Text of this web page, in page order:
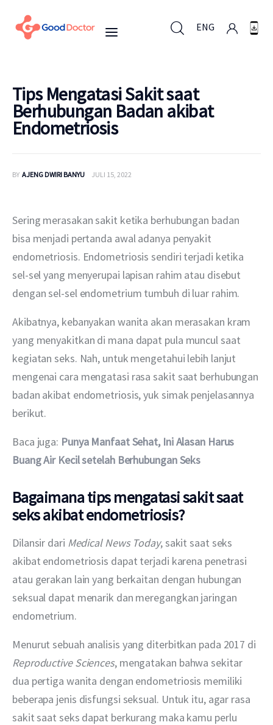
ENG
Untuk Bisnis
Layanan
Tips Mengatasi Sakit saat
Berhubungan Badan akibat
Endometriosis
BY AJENG DWIRI BANYU JULI 15, 2022
Sering merasakan sakit ketika berhubungan badan
bisa menjadi pertanda awal adanya penyakit
endometriosis. Endometriosis sendiri terjadi ketika
sel-sel yang menyerupai lapisan rahim atau disebut
dengan sel-sel endometrium tumbuh di luar rahim.
Akibatnya, kebanyakan wanita akan merasakan kram
yang menyakitkan di mana dapat pula muncul saat
kegiatan seks. Nah, untuk mengetahui lebih lanjut
mengenai cara mengatasi rasa sakit saat berhubungan
badan akibat endometriosis, yuk simak penjelasannya
berikut.
Baca juga: Punya Manfaat Sehat, Ini Alasan Harus
Buang Air Kecil setelah Berhubungan Seks
Bagaimana tips mengatasi sakit saat
seks akibat endometriosis?
Dilansir dari Medical News Today, sakit saat seks
akibat endometriosis dapat terjadi karena penetrasi
atau gerakan lain yang berkaitan dengan hubungan
seksual dapat menarik dan meregangkan jaringan
endometrium.
Menurut sebuah analisis yang diterbitkan pada 2017 di
Reproductive Sciences, mengatakan bahwa sekitar
dua pertiga wanita dengan endometriosis memiliki
beberapa jenis disfungsi seksual. Untuk itu, agar rasa
sakit saat seks dapat berkurang maka kamu perlu